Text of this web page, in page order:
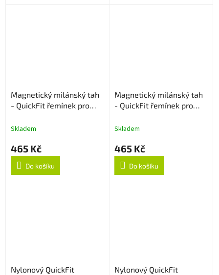
Magnetický milánský tah
- QuickFit řemínek pro
Skladem
465 Kč
Do košíku
Magnetický milánský tah
- QuickFit řemínek pro
Skladem
465 Kč
Do košíku
Nylonový QuickFit
Nylonový QuickFit